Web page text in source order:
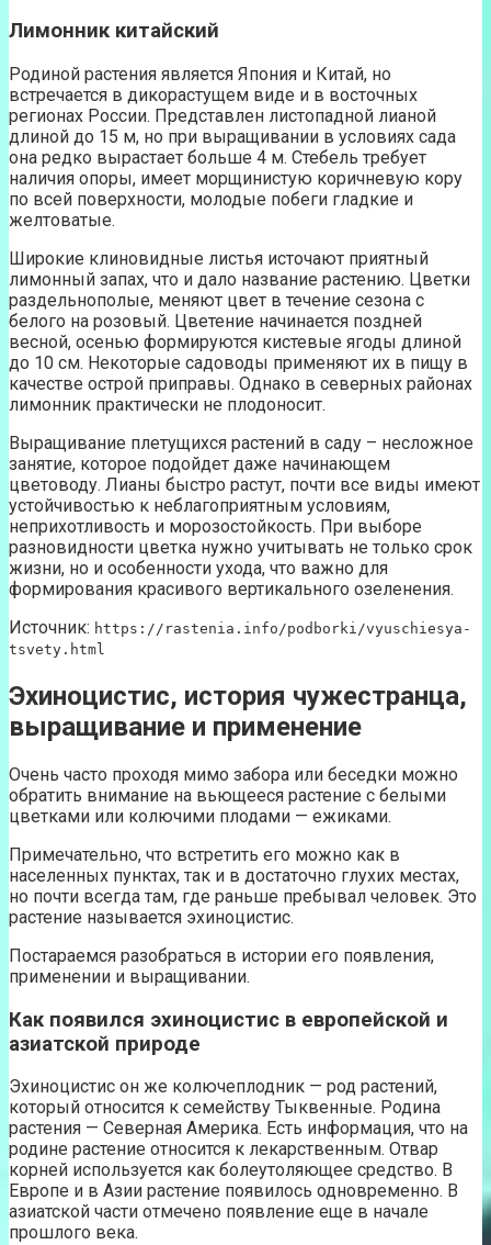
Лимонник китайский
Родиной растения является Япония и Китай, но
встречается в дикорастущем виде и в восточных
регионах России. Представлен листопадной лианой
длиной до 15 м, но при выращивании в условиях сада
она редко вырастает больше 4 м. Стебель требует
наличия опоры, имеет морщинистую коричневую кору
по всей поверхности, молодые побеги гладкие и
желтоватые.
Широкие клиновидные листья источают приятный
лимонный запах, что и дало название растению. Цветки
раздельнополые, меняют цвет в течение сезона с
белого на розовый. Цветение начинается поздней
весной, осенью формируются кистевые ягоды длиной
до 10 см. Некоторые садоводы применяют их в пищу в
качестве острой приправы. Однако в северных районах
лимонник практически не плодоносит.
Выращивание плетущихся растений в саду – несложное
занятие, которое подойдет даже начинающем
цветоводу. Лианы быстро растут, почти все виды имеют
устойчивостью к неблагоприятным условиям,
неприхотливость и морозостойкость. При выборе
разновидности цветка нужно учитывать не только срок
жизни, но и особенности ухода, что важно для
формирования красивого вертикального озеленения.
Источник: https://rastenia.info/podborki/vyuschiesya-
tsvety.html
Эхиноцистис, история чужестранца,
выращивание и применение
Очень часто проходя мимо забора или беседки можно
обратить внимание на вьющееся растение с белыми
цветками или колючими плодами — ежиками.
Примечательно, что встретить его можно как в
населенных пунктах, так и в достаточно глухих местах,
но почти всегда там, где раньше пребывал человек. Это
растение называется эхиноцистис.
Постараемся разобраться в истории его появления,
применении и выращивании.
Как появился эхиноцистис в европейской и
азиатской природе
Эхиноцистис он же колючеплодник — род растений,
который относится к семейству Тыквенные. Родина
растения — Северная Америка. Есть информация, что на
родине растение относится к лекарственным. Отвар
корней используется как болеутоляющее средство. В
Европе и в Азии растение появилось одновременно. В
азиатской части отмечено появление еще в начале
прошлого века.